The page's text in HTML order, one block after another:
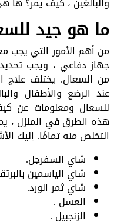
ما هو جيد
من أهم الأمور التي يجب
جهاز دفاعي ، ويجب
من السعال. يختلف علاج
عند الرضع والأطفال
للسعال ومعلومات عن
هذه الطرق في المنزل ،
التخلص منه تمامًا. إليك
شاي السفرجل.
شاي الياسمين
شاي ثمر الورد.
العسل .
الزنجبيل .